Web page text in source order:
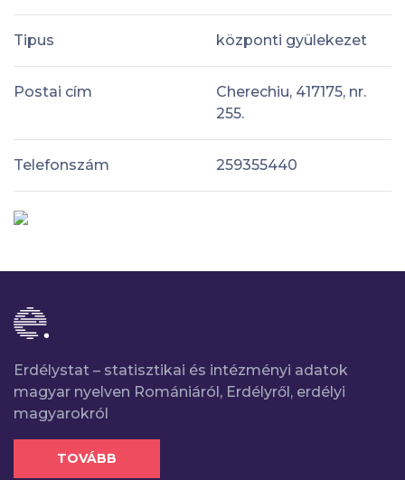
Tipus központi gyülekezet
Postai cím
Cherechiu, 417175, nr.
255.
Telefonszám 259355440
Erdélystat – statisztikai és intézményi adatok
magyar nyelven Romániáról, Erdélyről, erdélyi
magyarokról
TOVÁBB